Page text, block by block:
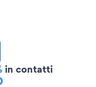
in contatti